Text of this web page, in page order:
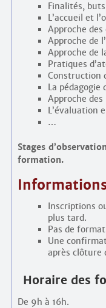
Finalités,
L’accueil et
Approche
Approche de
Approche de
Pratiques
Construction
La pédagogie
Approche
L’évaluation
…
Stages
formation.
Inscriptions
plus tard.
Pas de
Une
après clôture
Horaire des
De 9h à 16h.